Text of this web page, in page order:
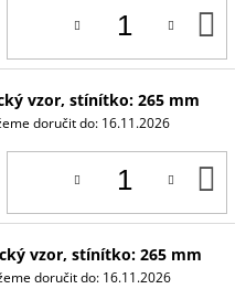
vzor, stínítko: 265 mm
doručit do: 16.11.2026
vzor, stínítko: 265 mm
doručit do: 16.11.2026